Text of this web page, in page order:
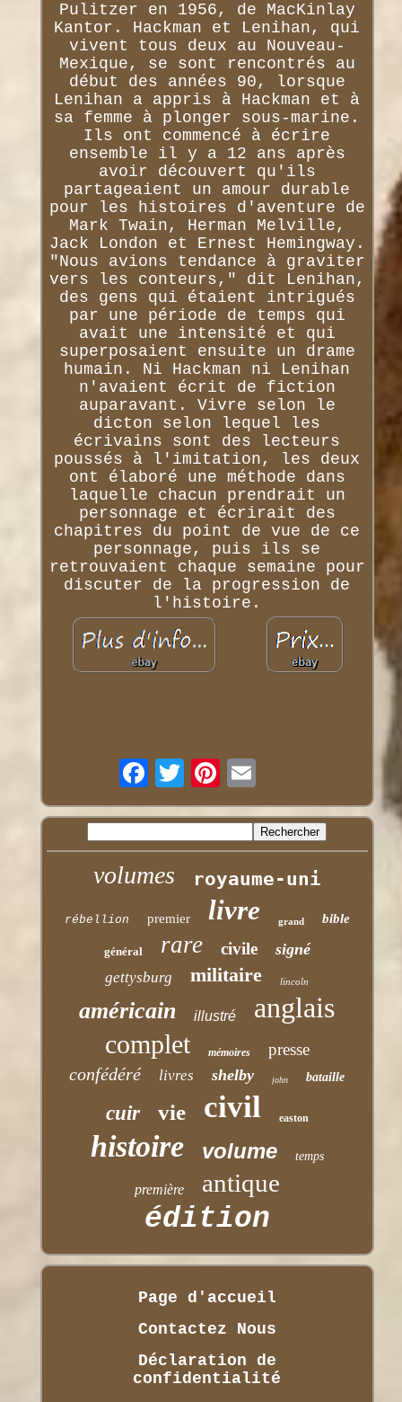
Pulitzer en 1956, de MacKinlay
Kantor. Hackman et Lenihan, qui
vivent tous deux au Nouveau-
Mexique, se sont rencontrés au
début des années 90, lorsque
Lenihan a appris à Hackman et à
sa femme à plonger sous-marine.
Ils ont commencé à écrire
ensemble il y a 12 ans après
avoir découvert qu'ils
partageaient un amour durable
pour les histoires d'aventure de
Mark Twain, Herman Melville,
Jack London et Ernest Hemingway.
"Nous avions tendance à graviter
vers les conteurs," dit Lenihan,
des gens qui étaient intrigués
par une période de temps qui
avait une intensité et qui
superposaient ensuite un drame
humain. Ni Hackman ni Lenihan
n'avaient écrit de fiction
auparavant. Vivre selon le
dicton selon lequel les
écrivains sont des lecteurs
poussés à l'imitation, les deux
ont élaboré une méthode dans
laquelle chacun prendrait un
personnage et écrirait des
chapitres du point de vue de ce
personnage, puis ils se
retrouvaient chaque semaine pour
discuter de la progression de
l'histoire.
volumes royaume-uni
rébellion premier livre grand bible
général rare civile signé
gettysburg militaire lincoln
américain illustré anglais
complet mémoires presse
confédéré livres shelby john bataille
cuir vie civil easton
histoire volume temps
première antique
édition
Page d'accueil
Contactez Nous
Déclaration de
confidentialité